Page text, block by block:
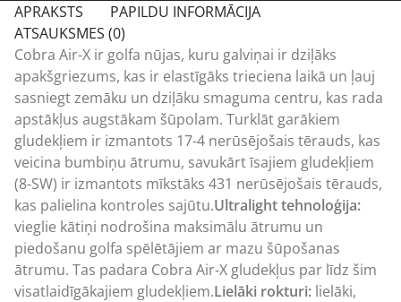
APRAKSTS
PAPILDU INFORMĀCIJA
ATSAUKSMES (0)
Cobra Air-X ir golfa nūjas, kuru galviņai ir dziļāks
apakšgriezums, kas ir elastīgāks trieciena laikā un ļauj
sasniegt zemāku un dziļāku smaguma centru, kas rada
apstākļus augstākam šūpolam. Turklāt garākiem
gludekļiem ir izmantots 17-4 nerūsējošais tērauds, kas
veicina bumbiņu ātrumu, savukārt īsajiem gludekļiem
(8-SW) ir izmantots mīkstāks 431 nerūsējošais tērauds,
kas palielina kontroles sajūtu.Ultralight tehnoloģija:
vieglie kātiņi nodrošina maksimālu ātrumu un
piedošanu golfa spēlētājiem ar mazu šūpošanas
ātrumu. Tas padara Cobra Air-X gludekļus par līdz šim
visatlaidīgākajiem gludekļiem.Lielāki rokturi: lielāki,